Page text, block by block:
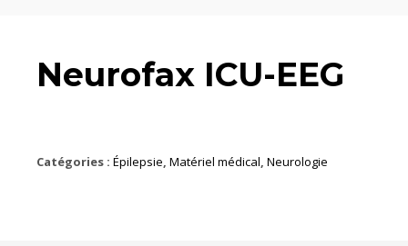
Neurofax ICU-EEG
Catégories : Épilepsie, Matériel médical, Neurologie